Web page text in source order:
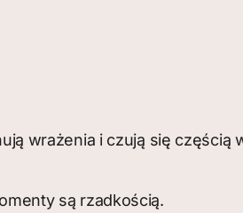
wrażenia i czują się częścią
są rzadkością.